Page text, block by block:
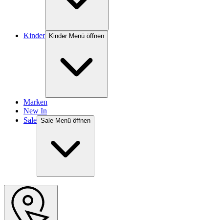
Kinder Kinder Menü öffnen
Marken
New In
Sale Sale Menü öffnen